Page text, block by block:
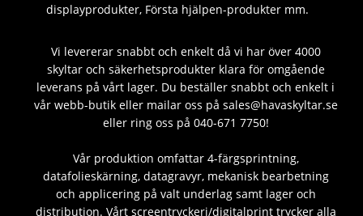
displayprodukter, Första hjälpen-produkter mm.
Vi levererar snabbt och enkelt då vi har över 4000
skyltar och säkerhetsprodukter klara för omgående
leverans på vårt lager. Du beställer snabbt och enkelt i
vår webb-butik eller mailar oss på sales@havaskyltar.se
eller ring oss på 040-671 7750!
Vår produktion omfattar 4-färgsprintning,
datafolieskärning, datagravyr, mekanisk bearbetning
och applicering på valt underlag samt lager och
distribution. Vårt screentryckeri/digitalprint trycker alla